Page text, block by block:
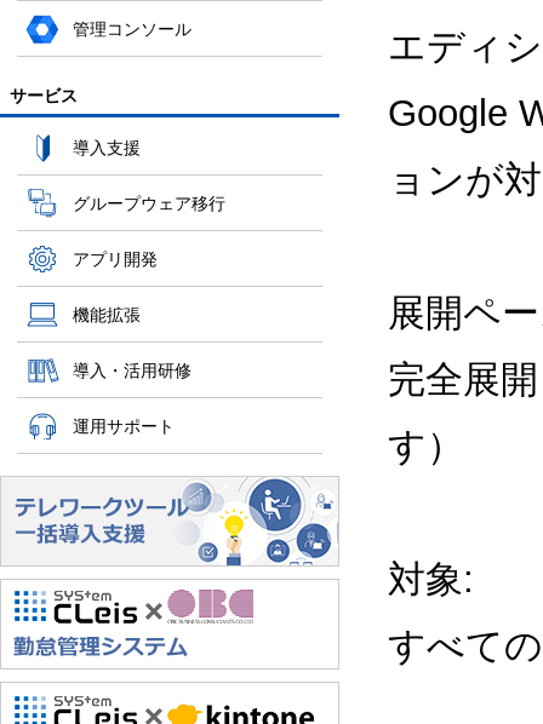
管理コンソール
サービス
導入支援
グループウェア移行
アプリ開発
機能拡張
導入・活用研修
運用サポート
エディ
Google
ョンが
展開ペ
完全展
す）
対象:
すべて